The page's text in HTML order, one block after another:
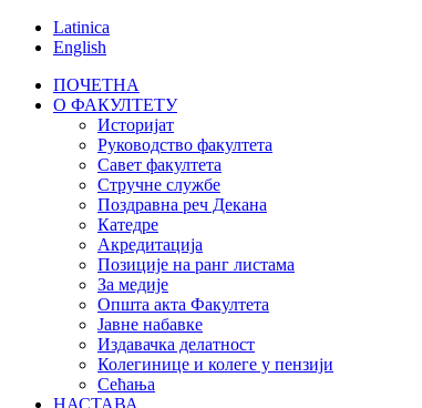
Latinica
English
ПОЧЕТНА
О ФАКУЛТЕТУ
Историјат
Руководство факултета
Савет факултета
Стручне службе
Поздравна реч Декана
Катедре
Акредитација
Позиције на ранг листама
За медије
Општа акта Факултета
Јавне набавке
Издавачка делатност
Колегинице и колеге у пензији
Сећања
НАСТАВА